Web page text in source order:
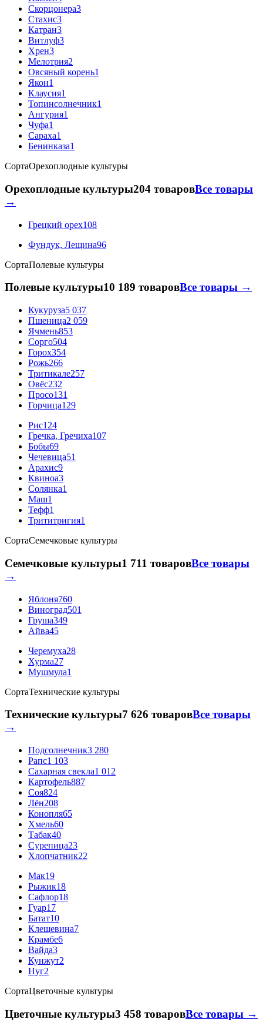
Скорцонера3
Стахис3
Катран3
Витлуф3
Хрен3
Мелотрия2
Овсяный корень1
Якон1
Клаусия1
Топинсолнечник1
Ангурия1
Чуфа1
Сараха1
Бенинказа1
СортаОрехоплодные культуры
Орехоплодные культуры204 товаровВсе товары
→
Грецкий орех108
Фундук, Лещина96
СортаПолевые культуры
Полевые культуры10 189 товаровВсе товары →
Кукуруза5 037
Пшеница2 059
Ячмень853
Сорго504
Горох354
Рожь266
Тритикале257
Овёс232
Просо131
Горчица129
Рис124
Гречка, Гречиха107
Бобы69
Чечевица51
Арахис9
Квиноа3
Солянка1
Маш1
Тефф1
Трититригия1
СортаСемечковые культуры
Семечковые культуры1 711 товаровВсе товары
→
Яблоня760
Виноград501
Груша349
Айва45
Черемуха28
Хурма27
Мушмула1
СортаТехнические культуры
Технические культуры7 626 товаровВсе товары
→
Подсолнечник3 280
Рапс1 103
Сахарная свекла1 012
Картофель887
Соя824
Лён208
Конопля65
Хмель60
Табак40
Сурепица23
Хлопчатник22
Мак19
Рыжик18
Сафлор18
Гуар17
Батат10
Клещевина7
Крамбе6
Вайда3
Кунжут2
Нуг2
СортаЦветочные культуры
Цветочные культуры3 458 товаровВсе товары →